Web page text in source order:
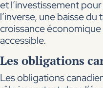
et l’investissement
l’inverse, une baisse
croissance
accessible.
Les obligations
Les obligations